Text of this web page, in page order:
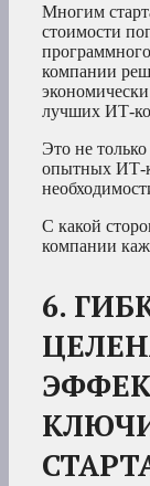
Многим
стоимости
компании
лучших ИТ-
Это не
опытных ИТ-
С какой
компании
6.